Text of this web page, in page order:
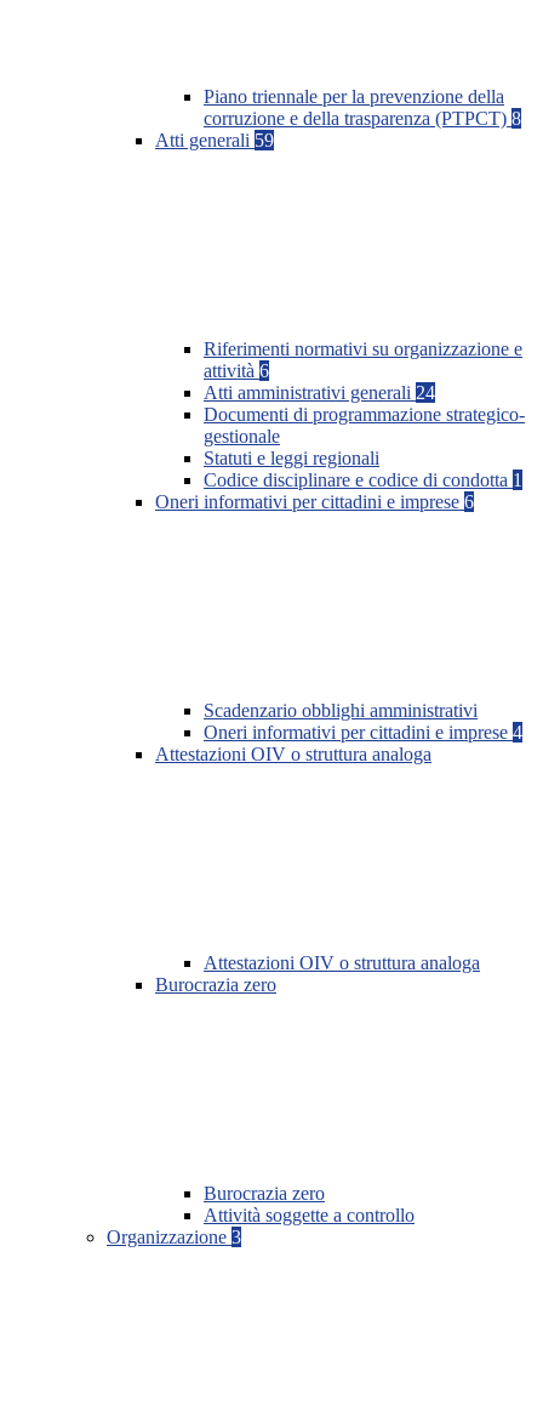
Piano triennale per la prevenzione della
corruzione e della trasparenza (PTPCT) 8
Atti generali 59
Riferimenti normativi su organizzazione e
attività 6
Atti amministrativi generali 24
Documenti di programmazione strategico-
gestionale
Statuti e leggi regionali
Codice disciplinare e codice di condotta 1
Oneri informativi per cittadini e imprese 6
Scadenzario obblighi amministrativi
Oneri informativi per cittadini e imprese 4
Attestazioni OIV o struttura analoga
Attestazioni OIV o struttura analoga
Burocrazia zero
Burocrazia zero
Attività soggette a controllo
Organizzazione 3